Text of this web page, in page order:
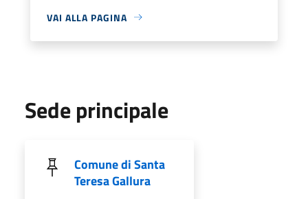
VAI ALLA PAGINA
Sede principale
Comune di Santa
Teresa Gallura